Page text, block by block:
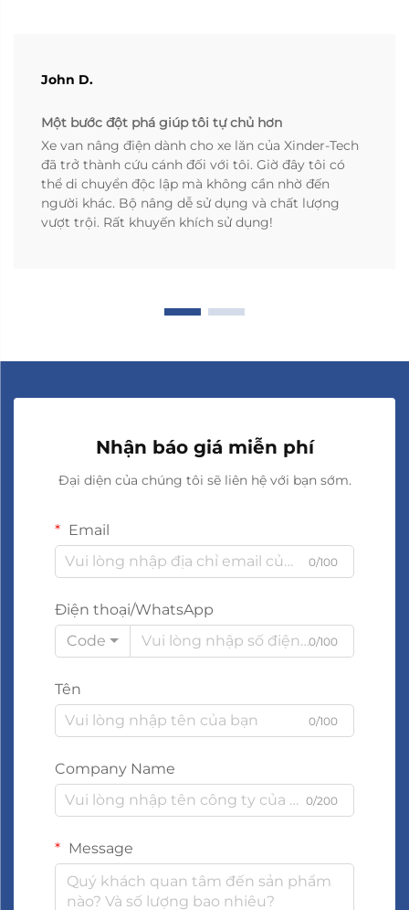
John D.
Một bước đột phá giúp tôi tự chủ hơn
Xe van nâng điện dành cho xe lăn của Xinder-Tech
đã trở thành cứu cánh đối với tôi. Giờ đây tôi có
thể di chuyển độc lập mà không cần nhờ đến
người khác. Bộ nâng dễ sử dụng và chất lượng
vượt trội. Rất khuyến khích sử dụng!
Nhận báo giá miễn phí
Đại diện của chúng tôi sẽ liên hệ với bạn sớm.
Email
0/100
Điện thoại/WhatsApp
Code
0/100
Tên
0/100
Company Name
0/200
Message